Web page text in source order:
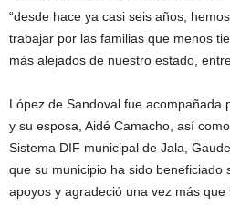
“desde hace ya casi seis años,
trabajar por las familias que menos
más alejados de nuestro estado,
López de Sandoval fue acompañada
y su esposa, Aidé Camacho, así
Sistema DIF municipal de Jala,
que su municipio ha sido beneficiado
apoyos y agradeció una vez más